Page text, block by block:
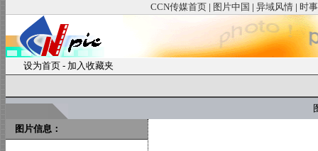
CCN传媒首页 | 图片中国 | 异域风情 | 时
设为首页 - 加入收藏夹
图片信息：